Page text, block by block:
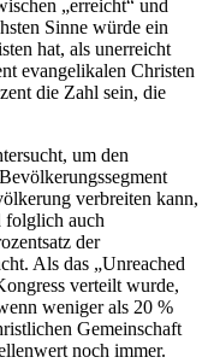
„erreicht“ und
Sinne würde ein
hat, als unerreicht
evangelikalen Christen
die Zahl sein, die
um den
verbreiten kann,
folglich auch
der
Als das „Unreached
verteilt wurde,
weniger als 20 %
Gemeinschaft
noch immer.